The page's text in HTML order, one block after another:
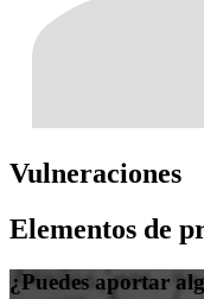
Vulneraciones
Elementos de
¿Puedes aportar